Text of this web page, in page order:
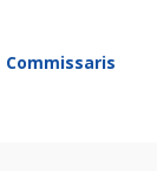
Commissaris